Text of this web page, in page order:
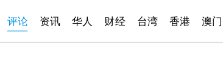
评论 资讯 华人 财经 台湾 香港 澳门